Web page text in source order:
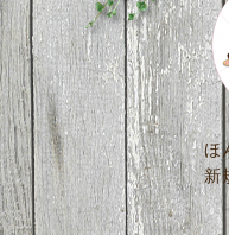
ほ
新